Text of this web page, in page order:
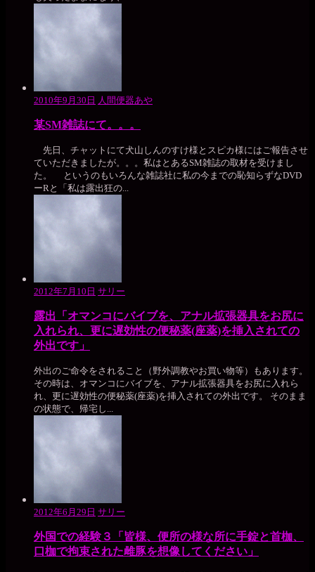
2010年9月30日 人間便器あや
某SM雑誌にて。。。
先日、チャットにて犬山しんのすけ様とスピカ様にはご報告させ
ていただきましたが。。。私はとあるSM雑誌の取材を受けまし
た。 というのもいろんな雑誌社に私の今までの恥知らずなDVD
ーRと「私は露出狂の...
2012年7月10日 サリー
露出「オマンコにバイブを、アナル拡張器具をお尻に
入れられ、更に遅効性の便秘薬(座薬)を挿入されての
外出です」
外出のご命令をされること（野外調教やお買い物等）もあります。
その時は、オマンコにバイブを、アナル拡張器具をお尻に入れら
れ、更に遅効性の便秘薬(座薬)を挿入されての外出です。 そのまま
の状態で、帰宅し...
2012年6月29日 サリー
外国での経験３「皆様、便所の様な所に手錠と首枷、
口枷で拘束された雌豚を想像してください」